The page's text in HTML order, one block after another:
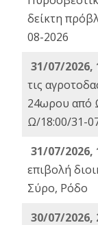
δείκτη
08-2026
31/07/2026,
τις
24ωρου από
Ω/18:00/31-
31/07/2026,
επιβολή
Σύρο, Ρόδο
30/07/2026,